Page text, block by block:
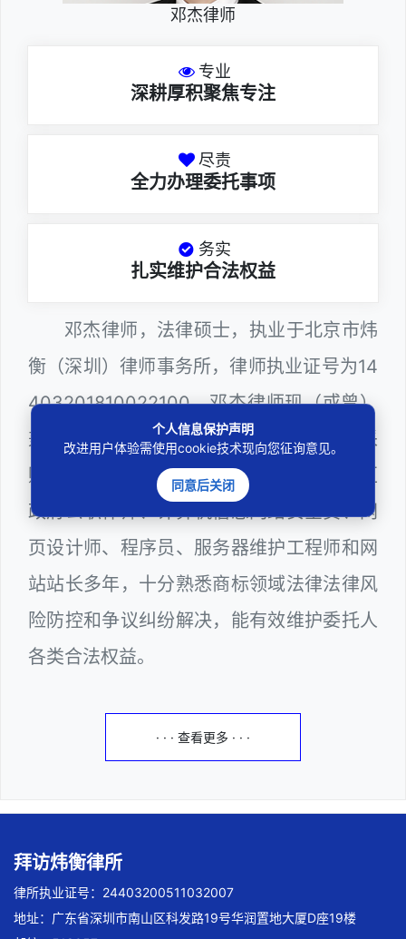
邓杰律师
专业
深耕厚积聚焦专注
尽责
全力办理委托事项
务实
扎实维护合法权益
邓杰律师，法律硕士，执业于北京市炜
衡（深圳）律师事务所，律师执业证号为14
403201810022100。邓杰律师现（或曾）
兼任深圳市人民政府听证员、深圳市政府采
购评审专家（法律类），曾担任深圳市某区
政府公职律师、计算机信息网络安全员、网
页设计师、程序员、服务器维护工程师和网
站站长多年，十分熟悉商标领域法律法律风
险防控和争议纠纷解决，能有效维护委托人
各类合法权益。
· · · 查看更多 · · ·
拜访炜衡律所
律所执业证号：24403200511032007
地址：广东省深圳市南山区科发路19号华润置地大厦D座19楼
个人信息保护声明
改进用户体验需使用cookie技术现向您征询意见。
同意后关闭